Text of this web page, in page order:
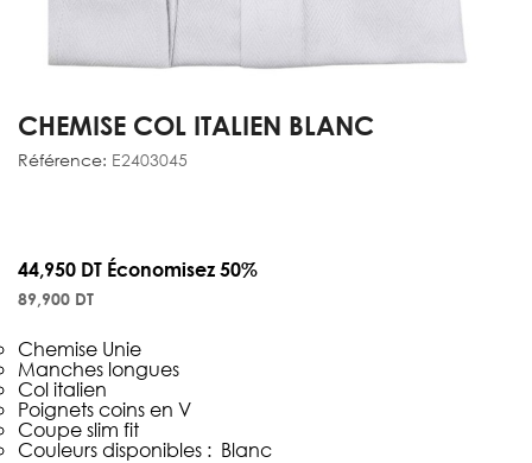
CHEMISE COL ITALIEN BLANC
Référence: E2403045
44,950 DT Économisez 50%
89,900 DT
Chemise Unie
Manches longues
Col italien
Poignets coins en V
Coupe slim fit
Couleurs disponibles : Blanc